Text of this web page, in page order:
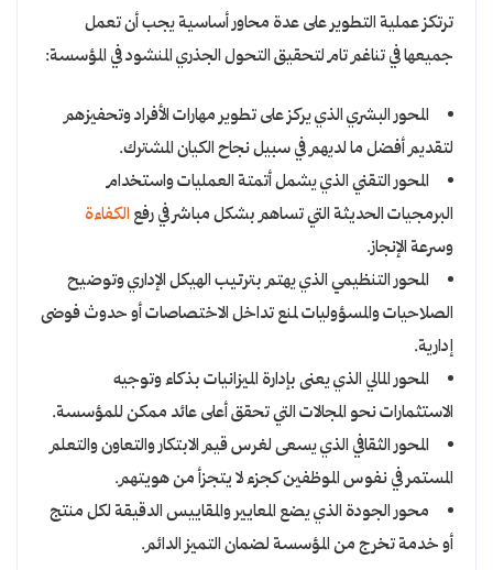
ترتكز عملية التطوير على عدة محاور أساسية يجب أن تعمل
جميعها في تناغم تام لتحقيق التحول الجذري المنشود في المؤسسة:
المحور البشري الذي يركز على تطوير مهارات الأفراد وتحفيزهم
لتقديم أفضل ما لديهم في سبيل نجاح الكيان المشترك.
المحور التقني الذي يشمل أتمتة العمليات واستخدام
البرمجيات الحديثة التي تساهم بشكل مباشر في رفع الكفاءة
وسرعة الإنجاز.
المحور التنظيمي الذي يهتم بترتيب الهيكل الإداري وتوضيح
الصلاحيات والمسؤوليات لمنع تداخل الاختصاصات أو حدوث فوضى
إدارية.
المحور المالي الذي يعنى بإدارة الميزانيات بذكاء وتوجيه
الاستثمارات نحو المجالات التي تحقق أعلى عائد ممكن للمؤسسة.
المحور الثقافي الذي يسعى لغرس قيم الابتكار والتعاون والتعلم
المستمر في نفوس الموظفين كجزء لا يتجزأ من هويتهم.
محور الجودة الذي يضع المعايير والمقاييس الدقيقة لكل منتج
أو خدمة تخرج من المؤسسة لضمان التميز الدائم.